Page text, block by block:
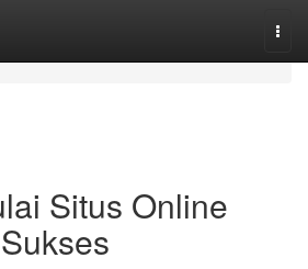
Situs Online